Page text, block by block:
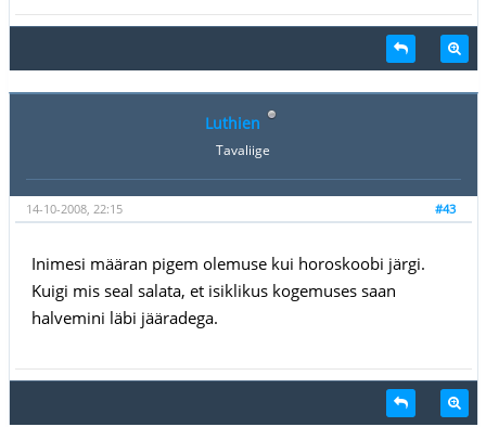
Luthien
Tavaliige
#43
14-10-2008, 22:15
Inimesi määran pigem olemuse kui horoskoobi järgi.
Kuigi mis seal salata, et isiklikus kogemuses saan
halvemini läbi jääradega.